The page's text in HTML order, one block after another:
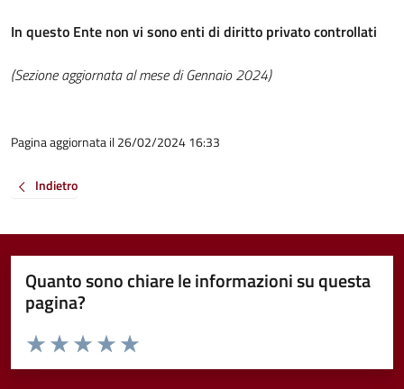
In questo Ente non vi sono enti di diritto privato controllati
(Sezione aggiornata al mese di Gennaio 2024)
Pagina aggiornata il 26/02/2024 16:33
Indietro
Quanto sono chiare le informazioni su questa
pagina?
Valuta da 1 a 5 stelle la pagina
Valuta 5 stelle su 5
Valuta 4 stelle su 5
Valuta 3 stelle su 5
Valuta 2 stelle su 5
Valuta 1 stelle su 5